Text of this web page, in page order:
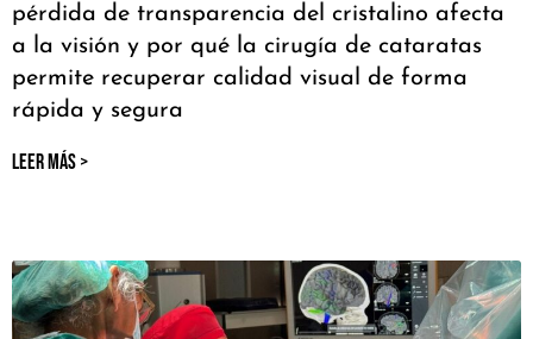
pérdida de transparencia del cristalino afecta
a la visión y por qué la cirugía de cataratas
permite recuperar calidad visual de forma
rápida y segura
LEER MÁS >